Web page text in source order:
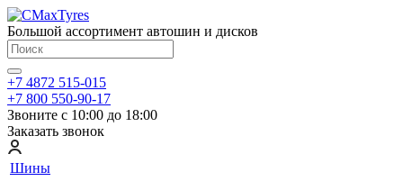
Большой ассортимент автошин и дисков
+7 4872 515-015
+7 800 550-90-17
Звоните с 10:00 до 18:00
Заказать звонок
Шины